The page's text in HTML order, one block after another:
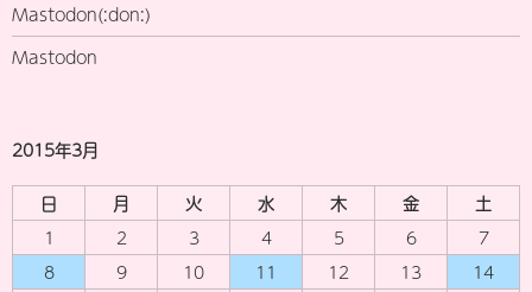
Mastodon(:don:)
Mastodon
2015年3月
日 月 火 水 木 金
土
1
2 3 4 5 6
7
8
9 10 11 12 13
14